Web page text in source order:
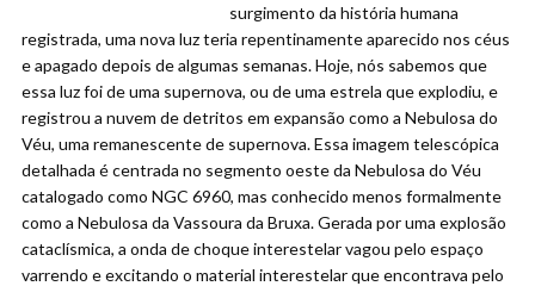
surgimento da história humana
registrada, uma nova luz teria repentinamente aparecido nos céus
e apagado depois de algumas semanas. Hoje, nós sabemos que
essa luz foi de uma supernova, ou de uma estrela que explodiu, e
registrou a nuvem de detritos em expansão como a Nebulosa do
Véu, uma remanescente de supernova. Essa imagem telescópica
detalhada é centrada no segmento oeste da Nebulosa do Véu
catalogado como NGC 6960, mas conhecido menos formalmente
como a Nebulosa da Vassoura da Bruxa. Gerada por uma explosão
cataclísmica, a onda de choque interestelar vagou pelo espaço
varrendo e excitando o material interestelar que encontrava pelo